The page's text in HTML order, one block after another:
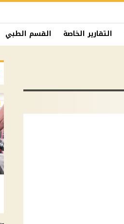
التقارير الخاصة القسم الطبي